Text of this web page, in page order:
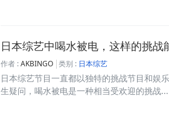
日本综艺中喝水被电，这样的挑战
作者 :AKBINGO 类别 : 日本综艺
日本综艺节目一直都以独特的挑战节目和娱
生疑问，喝水被电是一种相当受欢迎的挑战...